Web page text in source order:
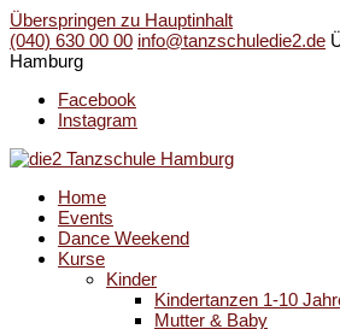
Überspringen zu Hauptinhalt
(040) 630 00 00 info@tanzschuledie2.de
Hamburg
Facebook
Instagram
Home
Events
Dance Weekend
Kurse
Kinder
Kindertanzen 1-10
Mutter & Baby